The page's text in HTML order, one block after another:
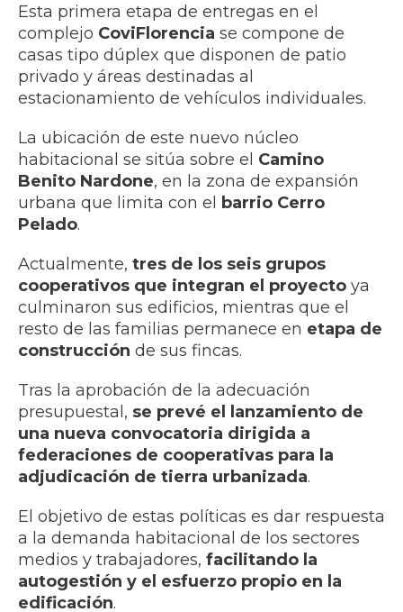
Esta primera etapa de entregas en el
complejo CoviFlorencia se compone de
casas tipo dúplex que disponen de patio
privado y áreas destinadas al
estacionamiento de vehículos individuales.
La ubicación de este nuevo núcleo
habitacional se sitúa sobre el Camino
Benito Nardone, en la zona de expansión
urbana que limita con el barrio Cerro
Pelado.
Actualmente, tres de los seis grupos
cooperativos que integran el proyecto ya
culminaron sus edificios, mientras que el
resto de las familias permanece en etapa de
construcción de sus fincas.
Tras la aprobación de la adecuación
presupuestal, se prevé el lanzamiento de
una nueva convocatoria dirigida a
federaciones de cooperativas para la
adjudicación de tierra urbanizada.
El objetivo de estas políticas es dar respuesta
a la demanda habitacional de los sectores
medios y trabajadores, facilitando la
autogestión y el esfuerzo propio en la
edificación.